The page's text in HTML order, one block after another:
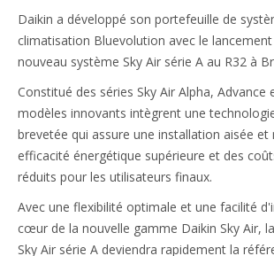
Daikin a développé son portefeuille de
climatisation Bluevolution avec le
nouveau système Sky Air série A au R32 à
Constitué des séries Sky Air Alpha, Advance
modèles innovants intègrent une
brevetée qui assure une installation aisée et
efficacité énergétique supérieure et des
réduits pour les utilisateurs finaux.
Avec une flexibilité optimale et une facilité
cœur de la nouvelle gamme Daikin Sky Air,
Sky Air série A deviendra rapidement la